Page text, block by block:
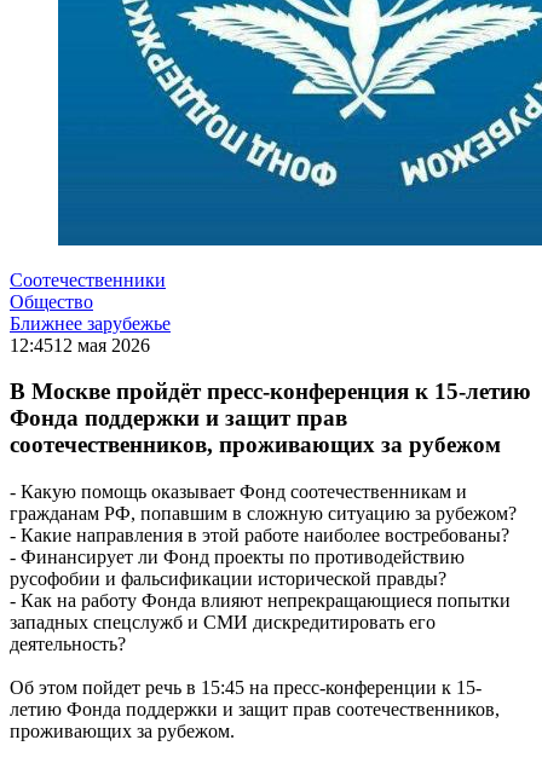
Соотечественники
Общество
Ближнее зарубежье
12:4512 мая 2026
В Москве пройдёт пресс-конференция к 15-летию
Фонда поддержки и защит прав
соотечественников, проживающих за рубежом
- Какую помощь оказывает Фонд соотечественникам и
гражданам РФ, попавшим в сложную ситуацию за рубежом?
- Какие направления в этой работе наиболее востребованы?
- Финансирует ли Фонд проекты по противодействию
русофобии и фальсификации исторической правды?
- Как на работу Фонда влияют непрекращающиеся попытки
западных спецслужб и СМИ дискредитировать его
деятельность?
Об этом пойдет речь в 15:45 на пресс-конференции к 15-
летию Фонда поддержки и защит прав соотечественников,
проживающих за рубежом.